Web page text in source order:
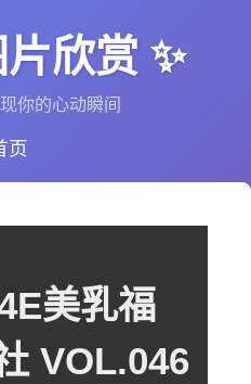
欣赏 ✨
你的心动瞬间
页
美乳福
VOL.046